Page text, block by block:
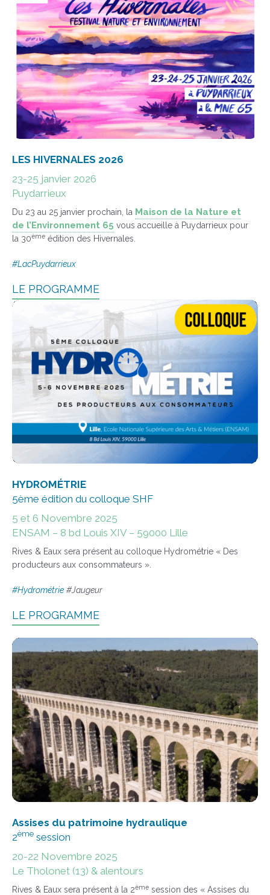
LES HIVERNALES 2026
23-25 janvier 2026
Puydarrieux
Du 23 au 25 janvier prochain, la Maison de la Nature et
de l’Environnement 65 vous accueille à Puydarrieux pour
la 30ème édition des Hivernales.
#LacPuydarrieux
LE PROGRAMME
HYDROMÉTRIE
5ème édition du colloque SHF
5 et 6 Novembre 2025
ENSAM – 8 bd Louis XIV – 59000 Lille
Rives & Eaux sera présent au colloque Hydrométrie « Des
producteurs aux consommateurs ».
#Hydrométrie #Jaugeur
LE PROGRAMME
Assises du patrimoine hydraulique
2ème session
20-22 Novembre 2025
Le Tholonet (13) & alentours
Rives & Eaux sera présent à la 2ème session des « Assises du